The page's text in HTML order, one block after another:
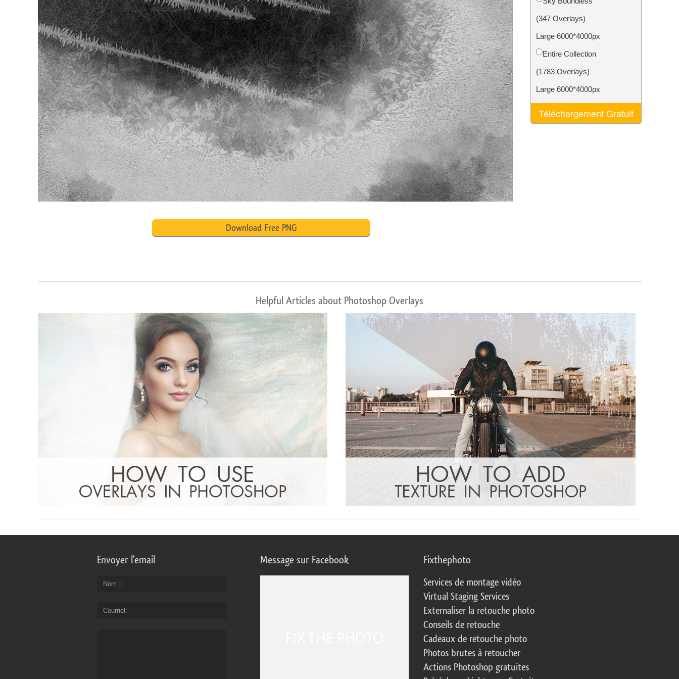
Services de retouche de produits Services de retouche de bijoux Données d'Entraînement IA Video Editing Services
(347 Overlays)
Large 6000*4000px
Entire Collection
(1783 Overlays)
Large 6000*4000px
Téléchargement Gratuit
Download Free PNG
Helpful Articles about Photoshop Overlays
Envoyer l'email
Nom :
Courriel
Message sur Facebook Fixthephoto
Services de montage vidéo
Virtual Staging Services
Externaliser la retouche photo
Conseils de retouche
Cadeaux de retouche photo
Photos brutes à retoucher
Actions Photoshop gratuites